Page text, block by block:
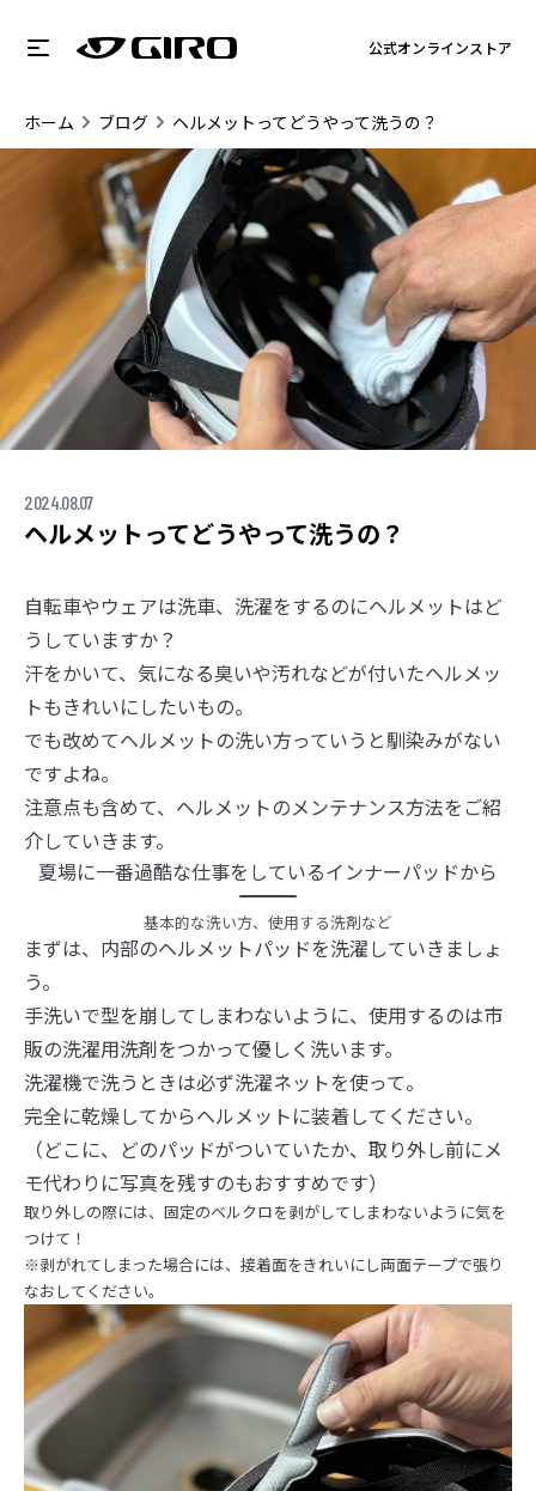
公式オンラインストア
ホーム ブログ ヘルメットってどうやって洗うの？
2024.08.07
ヘルメットってどうやって洗うの？
自転車やウェアは洗車、洗濯をするのにヘルメットはど
うしていますか？
汗をかいて、気になる臭いや汚れなどが付いたヘルメッ
トもきれいにしたいもの。
でも改めてヘルメットの洗い方っていうと馴染みがない
ですよね。
注意点も含めて、ヘルメットのメンテナンス方法をご紹
介していきます。
夏場に一番過酷な仕事をしているインナーパッドから
基本的な洗い方、使用する洗剤など
まずは、内部のヘルメットパッドを洗濯していきましょ
う。
手洗いで型を崩してしまわないように、使用するのは市
販の洗濯用洗剤をつかって優しく洗います。
洗濯機で洗うときは必ず洗濯ネットを使って。
完全に乾燥してからヘルメットに装着してください。
（どこに、どのパッドがついていたか、取り外し前にメ
モ代わりに写真を残すのもおすすめです）
取り外しの際には、固定のベルクロを剥がしてしまわないように気を
つけて！
※剥がれてしまった場合には、接着面をきれいにし両面テープで張り
なおしてください。